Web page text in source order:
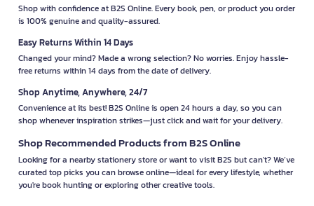
Shop with confidence at B2S Online. Every book, pen, or product you order
is 100% genuine and quality-assured.
Easy Returns Within 14 Days
Changed your mind? Made a wrong selection? No worries. Enjoy hassle-
free returns within 14 days from the date of delivery.
Shop Anytime, Anywhere, 24/7
Convenience at its best! B2S Online is open 24 hours a day, so you can
shop whenever inspiration strikes—just click and wait for your delivery.
Shop Recommended Products from B2S Online
Looking for a nearby stationery store or want to visit B2S but can't? We’ve
curated top picks you can browse online—ideal for every lifestyle, whether
you're book hunting or exploring other creative tools.